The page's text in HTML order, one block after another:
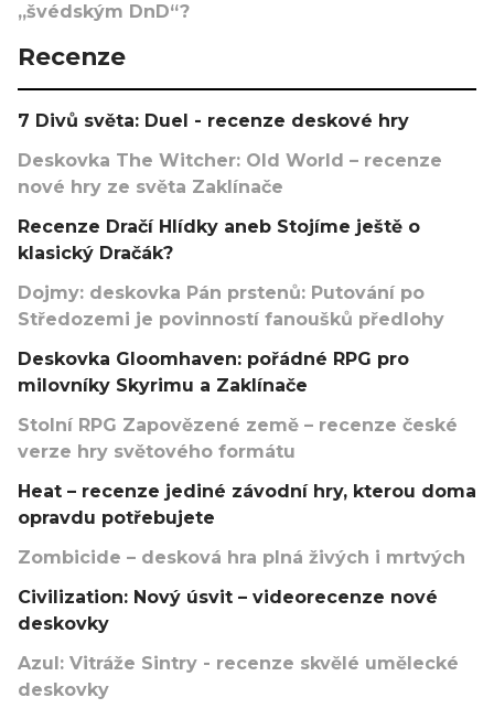
„švédským DnD“?
Recenze
7 Divů světa: Duel - recenze deskové hry
Deskovka The Witcher: Old World – recenze
nové hry ze světa Zaklínače
Recenze Dračí Hlídky aneb Stojíme ještě o
klasický Dračák?
Dojmy: deskovka Pán prstenů: Putování po
Středozemi je povinností fanoušků předlohy
Deskovka Gloomhaven: pořádné RPG pro
milovníky Skyrimu a Zaklínače
Stolní RPG Zapovězené země – recenze české
verze hry světového formátu
Heat – recenze jediné závodní hry, kterou doma
opravdu potřebujete
Zombicide – desková hra plná živých i mrtvých
Civilization: Nový úsvit – videorecenze nové
deskovky
Azul: Vitráže Sintry - recenze skvělé umělecké
deskovky